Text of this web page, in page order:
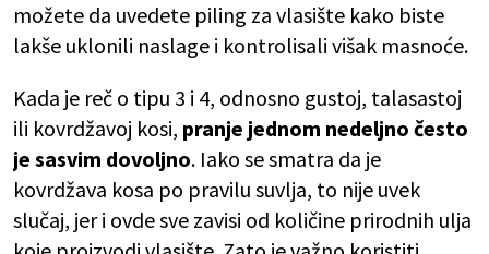
možete da uvedete piling za vlasište kako biste
lakše uklonili naslage i kontrolisali višak masnoće.
Kada je reč o tipu 3 i 4, odnosno gustoj, talasastoj
ili kovrdžavoj kosi, pranje jednom nedeljno često
je sasvim dovoljno. Iako se smatra da je
kovrdžava kosa po pravilu suvlja, to nije uvek
slučaj, jer i ovde sve zavisi od količine prirodnih ulja